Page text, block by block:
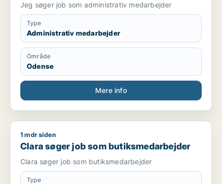
Jeg søger job som administrativ medarbejder
Type
Administrativ medarbejder
Område
Odense
Mere info
Clara søger job som butiksmedarbejder
1 mdr siden
Clara søger job som butiksmedarbejder
Clara søger job som butiksmedarbejder
Type